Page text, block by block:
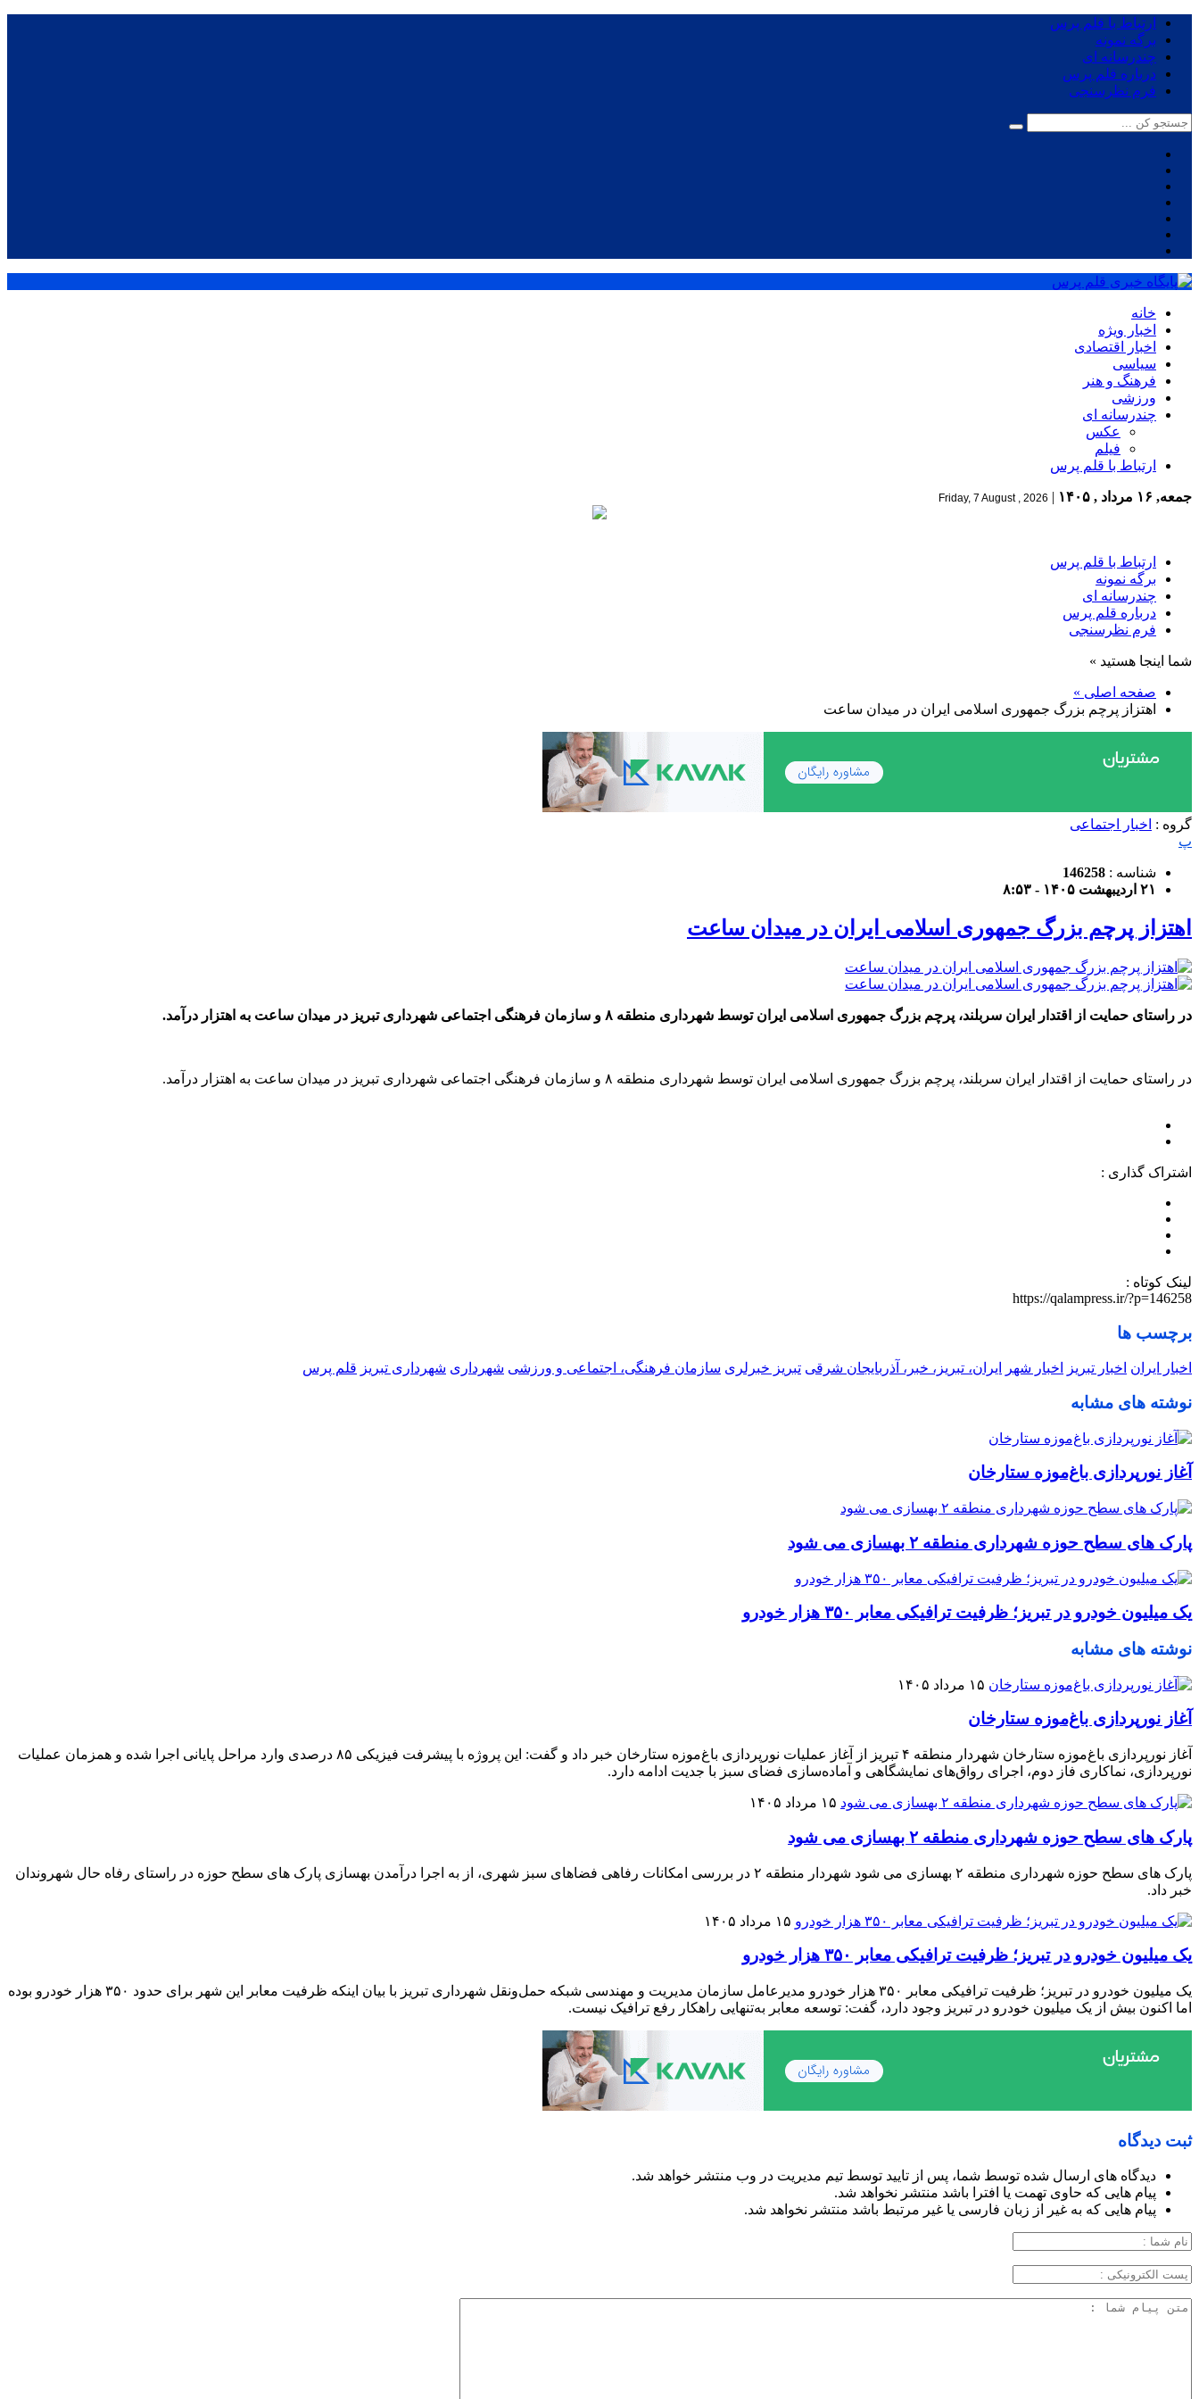
ارتباط با قلم پرس
برگه نمونه
چندرسانه ای
درباره قلم پرس
فرم نظرسنجی
خانه
اخبار ویژه
اخبار اقتصادی
سیاسی
فرهنگ و هنر
ورزشی
چندرسانه ای
عکس
فیلم
ارتباط با قلم پرس
جمعه, ۱۶ مرداد , ۱۴۰۵ |
Friday, 7 August , 2026
ارتباط با قلم پرس
برگه نمونه
چندرسانه ای
درباره قلم پرس
فرم نظرسنجی
شما اینجا هستید »
صفحه اصلی »
اهتزاز پرچم بزرگ جمهوری اسلامی ایران در میدان ساعت
گروه : اخبار اجتماعی
پ
شناسه : 146258
۲۱ اردیبهشت ۱۴۰۵ - ۸:۵۳
اهتزاز پرچم بزرگ جمهوری اسلامی ایران در میدان ساعت
در راستای حمایت از اقتدار ایران سربلند، پرچم بزرگ جمهوری اسلامی ایران توسط شهرداری منطقه ۸ و سازمان فرهنگی اجتماعی شهرداری تبریز در میدان ساعت به اهتزار درآمد.
در راستای حمایت از اقتدار ایران سربلند، پرچم بزرگ جمهوری اسلامی ایران توسط شهرداری منطقه ۸ و سازمان فرهنگی اجتماعی شهرداری تبریز در میدان ساعت به اهتزار درآمد.
اشتراک گذاری :
لینک کوتاه :
https://qalampress.ir/?p=146258
برچسب ها
اخبار ایران اخبار تبریز اخبار شهر ایران، تبریز، خبر، آذربایجان شرقی تبریز خبرلری سازمان فرهنگی، اجتماعی و ورزشی شهرداری شهرداری تبریز قلم پرس
نوشته های مشابه
آغاز نورپردازی باغ‌موزه ستارخان
پارک های سطح حوزه شهرداری منطقه ۲ بهسازی می شود
یک میلیون خودرو در تبریز؛ ظرفیت ترافیکی معابر ۳۵۰ هزار خودرو
نوشته های مشابه
۱۵ مرداد ۱۴۰۵
آغاز نورپردازی باغ‌موزه ستارخان
آغاز نورپردازی باغ‌موزه ستارخان شهردار منطقه ۴ تبریز از آغاز عملیات نورپردازی باغ‌موزه ستارخان خبر داد و گفت: این پروژه با پیشرفت فیزیکی ۸۵ درصدی وارد مراحل پایانی اجرا شده و همزمان عملیات
نورپردازی، نماکاری فاز دوم، اجرای رواق‌های نمایشگاهی و آماده‌سازی فضای سبز با جدیت ادامه دارد.
۱۵ مرداد ۱۴۰۵
پارک های سطح حوزه شهرداری منطقه ۲ بهسازی می شود
پارک های سطح حوزه شهرداری منطقه ۲ بهسازی می شود شهردار منطقه ۲ در بررسی امکانات رفاهی فضاهای سبز شهری، از به اجرا درآمدن بهسازی پارک های سطح حوزه در راستای رفاه حال شهروندان
خبر داد.
۱۵ مرداد ۱۴۰۵
یک میلیون خودرو در تبریز؛ ظرفیت ترافیکی معابر ۳۵۰ هزار خودرو
یک میلیون خودرو در تبریز؛ ظرفیت ترافیکی معابر ۳۵۰ هزار خودرو مدیرعامل سازمان مدیریت و مهندسی شبکه حمل‌ونقل شهرداری تبریز با بیان اینکه ظرفیت معابر این شهر برای حدود ۳۵۰ هزار خودرو بوده
اما اکنون بیش از یک میلیون خودرو در تبریز وجود دارد، گفت: توسعه معابر به‌تنهایی راهکار رفع ترافیک نیست.
ثبت دیدگاه
دیدگاه های ارسال شده توسط شما، پس از تایید توسط تیم مدیریت در وب منتشر خواهد شد.
پیام هایی که حاوی تهمت یا افترا باشد منتشر نخواهد شد.
پیام هایی که به غیر از زبان فارسی یا غیر مرتبط باشد منتشر نخواهد شد.